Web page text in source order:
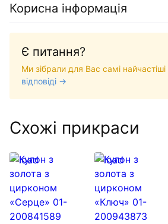
Корисна інформація
Є питання?
Ми зібрали для Вас самі найчастіші
відповіді →
Схожі прикраси